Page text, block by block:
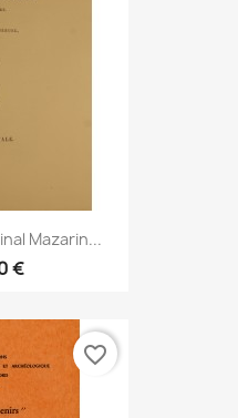
Mazarin...
€
favorite_border